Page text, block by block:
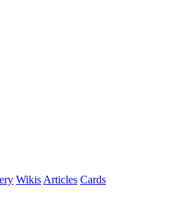
Wikis Articles Cards